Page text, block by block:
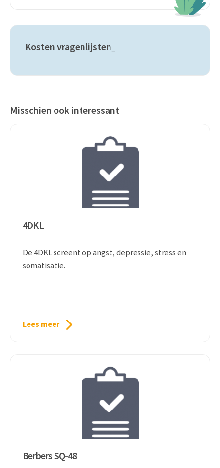
Kosten vragenlijsten–
Misschien ook interessant
4DKL
De 4DKL screent op angst, depressie, stress en
somatisatie.
Lees meer
Berbers SQ-48